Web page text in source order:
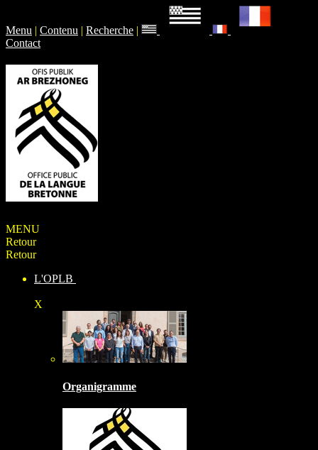
Menu | Contenu | Recherche |
Contact
MENU
Retour
Retour
L'OPLB
X
Organigramme